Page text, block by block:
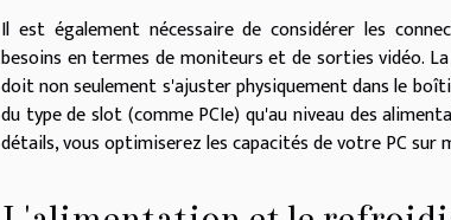
Il est également nécessaire de considérer les
besoins en termes de moniteurs et de sorties vidéo.
doit non seulement s'ajuster physiquement dans le
du type de slot (comme PCIe) qu'au niveau des
détails, vous optimiserez les capacités de votre PC